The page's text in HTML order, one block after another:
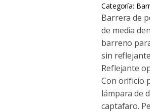
Categoría:
Barrera de
de media
barreno para
sin reflejante.
Reflejante
Con orificio
lámpara de
captafaro.